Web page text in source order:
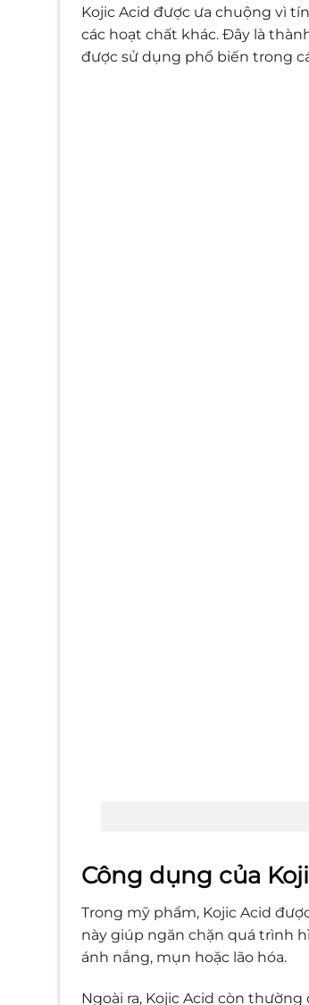
Kojic Acid được ưa chuộng vì
các hoạt chất khác. Đây là
được sử dụng phổ biến trong
Công dụng của
Trong mỹ phẩm, Kojic Acid
này giúp ngăn chặn quá trình
ánh nắng, mụn hoặc lão hóa.
Ngoài ra, Kojic Acid còn